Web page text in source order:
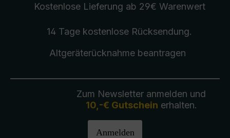
Kostenlose Lieferung ab 29€ Warenwert
14 Tage kostenlose Rücksendung.
Altgeräterücknahmebeantragen
Zum Newsletter anmelden und
10,-€ Gutschein erhalten.
Anmelden